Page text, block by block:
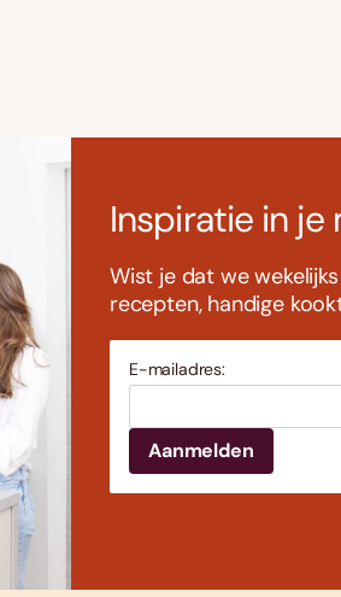
Inspiratie in je
Wist je dat we
recepten, handige
E-mailadres: